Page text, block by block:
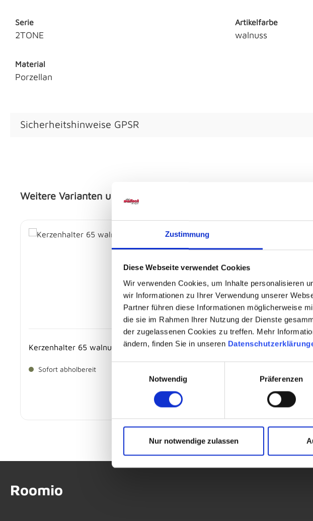
Zustimmung
Diese Webseite verwendet Cookies
Wir verwenden Cookies, um Inhalte personalisieren
wir Informationen zu Ihrer Verwendung unserer
Partner führen diese Informationen möglicherweise
die sie im Rahmen Ihrer Nutzung der Dienste
der zugelassenen Cookies zu treffen. Mehr
ändern, finden Sie in unseren
Notwendig
Präferenzen
Nur notwendige zulassen
Serie
2TONE
Artikelfarbe
walnuss
Material
Porzellan
Sicherheitshinweise GPSR
Weitere Varianten und Ausführungen:
Kerzenhalter 65 walnuss - 2TONE
Sofort abholbereit
3,
Roomio